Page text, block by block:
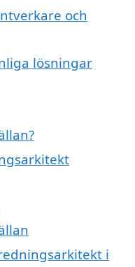
och
lösningar
i